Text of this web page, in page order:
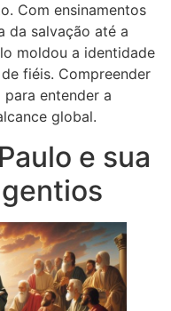
Com ensinamentos
da salvação até a
moldou a identidade
fiéis. Compreender
entender a
global.
e sua